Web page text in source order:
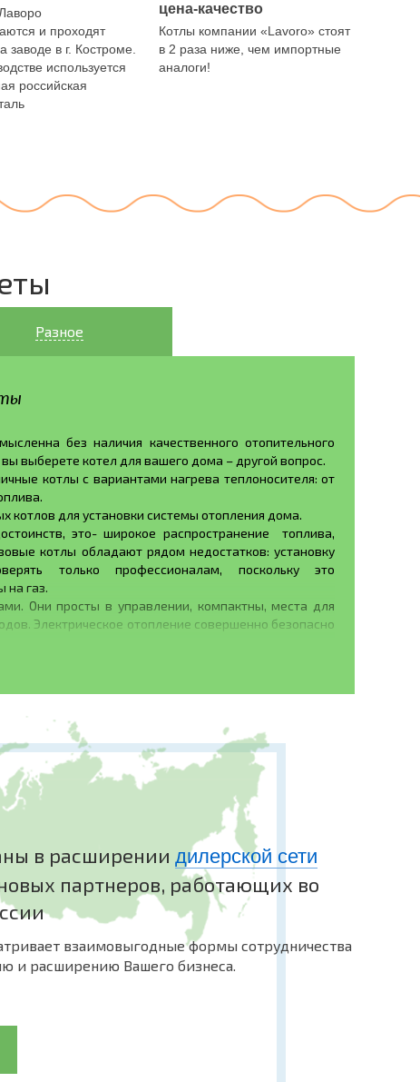
и проходят
заводе в г. Костроме.
используется
российская
цена-качество
Котлы компании «Lavoro» стоят
в 2 раза ниже, чем импортные
аналоги!
Разное
без наличия качественного отопительного
выберете котел для вашего дома – другой вопрос.
котлы с вариантами нагрева теплоносителя: от
для установки системы отопления дома.
это- широкое распространение топлива,
котлы обладают рядом недостатков: установку
только профессионалам, поскольку это
на газ.
Они просты в управлении, компактны, места для
Электрическое отопление совершенно безопасно
минусы. Во-первых, это дороговизна ресурса. Во-
перебои с подачей электроэнергии, которые могут
для установки в квартирах не приспособлены.
недешевое, имеет характерный запах. Такой
даже для небольшого помещения достаточно
специфическим отопительным оборудованием.
не предназначены для установки в квартирах.
проблем. Так, он работает без подключения
– дровах. КПД современных твердотопливных
и надежные системы безопасности. Время
безопасно, просто и надежно.
в расширении дилерской сети
партнеров, работающих во
взаимовыгодные формы сотрудничества
и расширению Вашего бизнеса.